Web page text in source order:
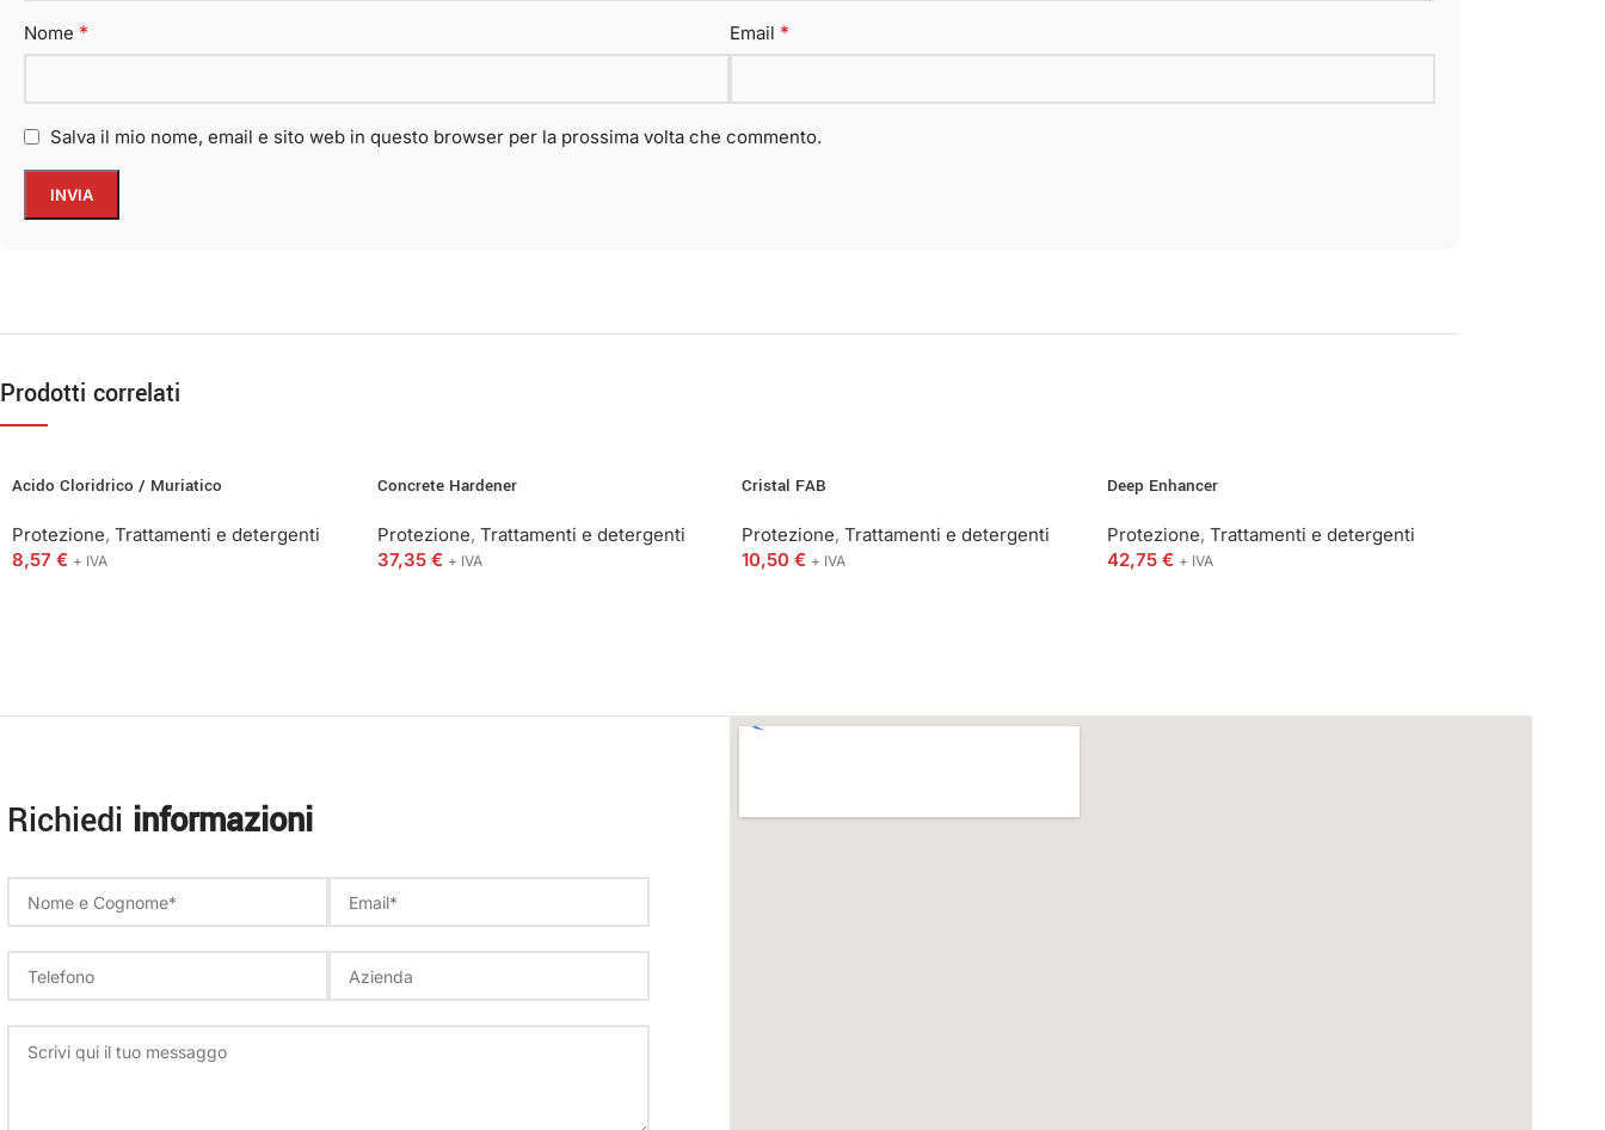
Nome * Email *
Salva il mio nome, email e sito web in questo browser per la prossima volta che commento.
Prodotti correlati
Acido Cloridrico / Muriatico
Protezione, Trattamenti e detergenti
8,57 € + IVA
Concrete Hardener
Protezione, Trattamenti e detergenti
37,35 € + IVA
Cristal FAB
Protezione, Trattamenti e detergenti
10,50 € + IVA
Deep Enhancer
Protezione, Trattamenti e detergenti
42,75 € + IVA
Richiedi informazioni